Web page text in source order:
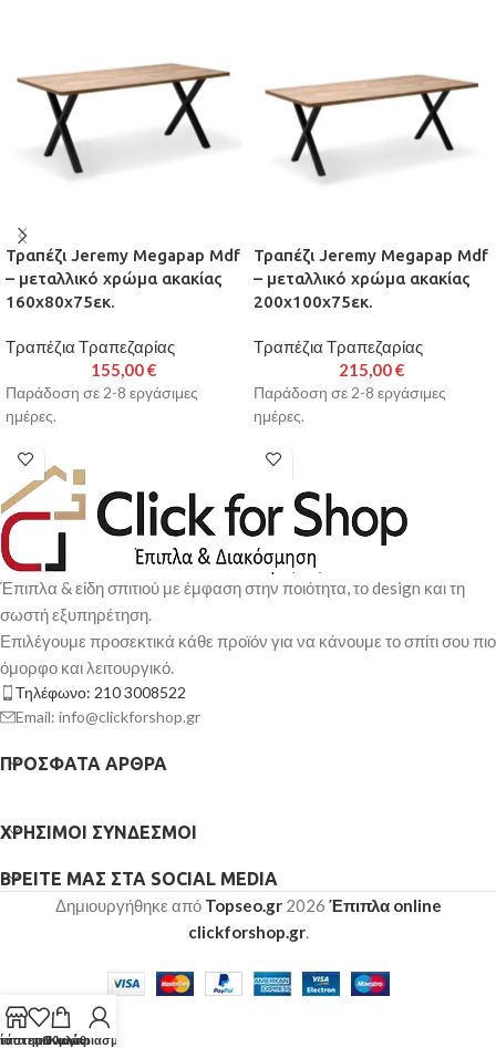
Τραπέζι Jeremy Megapap Mdf
– μεταλλικό χρώμα ακακίας
160x80x75εκ.
Τραπέζια Τραπεζαρίας
155,00€
Παράδοση σε 2-8 εργάσιμες
ημέρες.
Τραπέζι Jeremy Megapap Mdf
– μεταλλικό χρώμα ακακίας
200x100x75εκ.
Τραπέζια Τραπεζαρίας
215,00€
Παράδοση σε 2-8 εργάσιμες
ημέρες.
Έπιπλα & είδη σπιτιού με έμφαση στην ποιότητα, το design και τη
σωστή εξυπηρέτηση.
Επιλέγουμε προσεκτικά κάθε προϊόν για να κάνουμε το σπίτι σου πιο
όμορφο και λειτουργικό.
Τηλέφωνο: 210 3008522
Email: info@clickforshop.gr
ΠΡΌΣΦΑΤΑ ΆΡΘΡΑ
ΧΡΉΣΙΜΟΙ ΣΎΝΔΕΣΜΟΙ
ΒΡΕΊΤΕ ΜΑΣ ΣΤΑ SOCIAL MEDIA
Δημιουργήθηκε από Topseo.gr2026 Έπιπλα online
clickforshop.gr.
επιθυμιών
Καλάθι
Ο λογαριασμός μου